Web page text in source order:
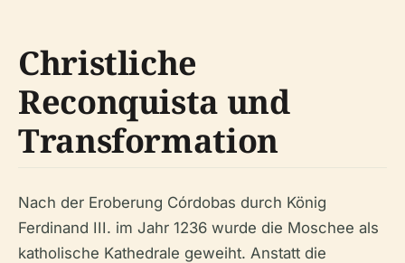
Christliche
Reconquista und
Transformation
Nach der Eroberung Córdobas durch König
Ferdinand III. im Jahr 1236 wurde die Moschee als
katholische Kathedrale geweiht. Anstatt die